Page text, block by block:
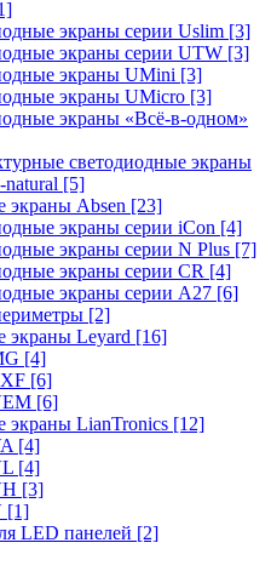
экраны серии Uslim [3]
экраны серии UTW [3]
экраны UMini [3]
экраны UMicro [3]
экраны «Всё-в-одном»
светодиодные экраны
[5]
экраны Absen [23]
экраны серии iCon [4]
экраны серии N Plus [7]
экраны серии CR [4]
экраны серии А27 [6]
[2]
экраны Leyard [16]
[4]
[6]
[6]
экраны LianTronics [12]
[4]
[4]
[3]
[1]
LED панелей [2]